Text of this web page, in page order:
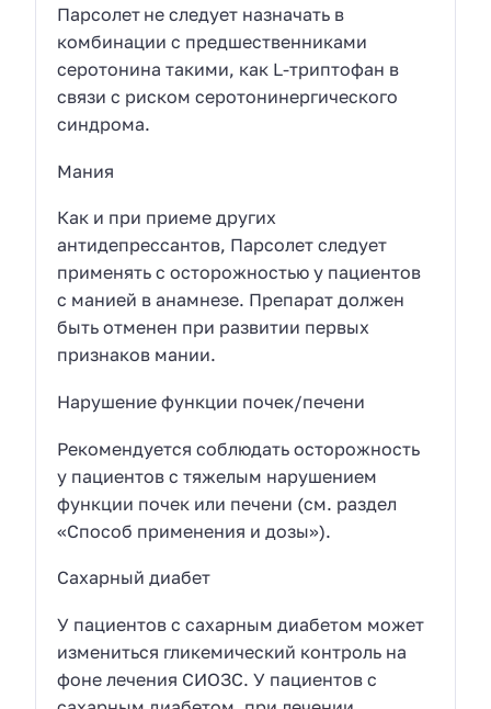
Парсолет не следует назначать в
комбинации с предшественниками
серотонина такими, как L-триптофан в
связи с риском серотонинергического
синдрома.
Мания
Как и при приеме других
антидепрессантов, Парсолет следует
применять с осторожностью у пациентов
с манией в анамнезе. Препарат должен
быть отменен при развитии первых
признаков мании.
Нарушение функции почек/печени
Рекомендуется соблюдать осторожность
у пациентов с тяжелым нарушением
функции почек или печени (см. раздел
«Способ применения и дозы»).
Сахарный диабет
У пациентов с сахарным диабетом может
измениться гликемический контроль на
фоне лечения СИОЗС. У пациентов с